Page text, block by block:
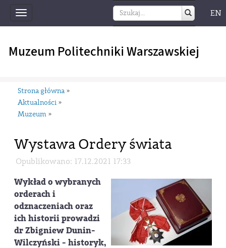
Toggle
navigation
EN
Muzeum Politechniki Warszawskiej
Strona główna »
Aktualności »
Muzeum »
Wystawa Ordery świata
Opublikowano: 17.12.2021 17:33
Wykład o wybranych
orderach i
odznaczeniach oraz
ich historii prowadzi
dr Zbigniew Dunin-
Wilczyński - historyk,